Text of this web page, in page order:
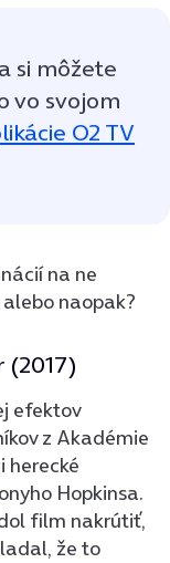
si môžete
vo svojom
O2 TV
na ne
naopak?
efektov
z Akadémie
herecké
Hopkinsa.
film nakrútiť,
že to